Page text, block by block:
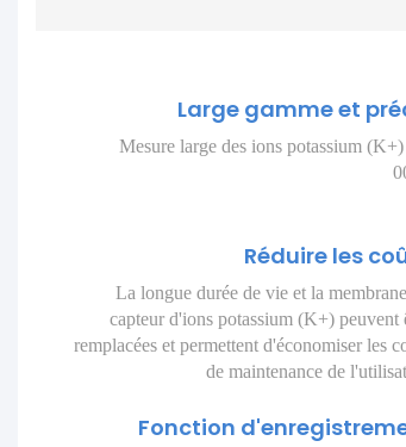
Large gamme et
Mesure large des ions potassium
Réduire les
La longue durée de vie et la
capteur d'ions potassium (K+) peuvent
remplacées et permettent d'économiser les
de maintenance de
Fonction